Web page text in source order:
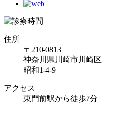
住所
〒210-0813
神奈川県川崎市川崎区
昭和1-4-9
アクセス
東門前駅から徒歩7分